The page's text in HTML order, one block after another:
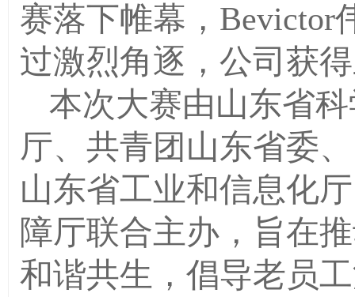
赛落下帷幕，Bevictor
过激烈角逐，公司获
本次大赛由山东省
厅、共青团山东省委
山东省工业和信息化
障厅联合主办，旨在
和谐共生，倡导老员